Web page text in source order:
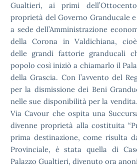
Gualtieri, ai primi
proprietà del Governo Granducale e
a sede dell’Amministrazione
della Corona in Valdichiana, cioè
delle grandi fattorie granducali
popolo così iniziò a chiamarlo il
della Grascia. Con l’avvento del
per la dismissione dei Beni
nelle sue disponibilità per la
Via Cavour che ospita una
divenne proprietà alla costituita
prima destinazione, come risulta
Provinciale, è stata quella di
Palazzo Gualtieri, divenuto ora